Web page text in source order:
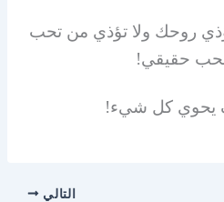
روحك ولا تؤذي من تحب
حقيقي!
يحوي كل شيء!
التالي